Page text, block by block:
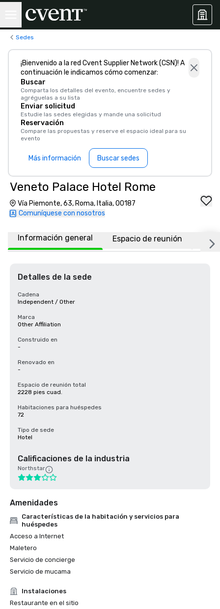
Sedes
¡Bienvenido a la red Cvent Supplier Network (CSN)! A
continuación le indicamos cómo comenzar:
Buscar
Comparta los detalles del evento, encuentre sedes y
agréguelas a su lista
Enviar solicitud
Estudie las sedes elegidas y mande una solicitud
Reservación
Compare las propuestas y reserve el espacio ideal para su
evento
Más información Buscar sedes
Veneto Palace Hotel Rome
Vía Piemonte, 63, Roma, Italia, 00187
Comuníquese con nosotros
Información general Espacio de reunión
Detalles de la sede
Cadena
Independent / Other
Marca
Other Affiliation
Construido en
-
Renovado en
-
Espacio de reunión total
2228 pies cuad.
Habitaciones para huéspedes
72
Tipo de sede
Hotel
Calificaciones de la industria
Northstar
Amenidades
Características de la habitación y servicios para
huéspedes
Acceso a Internet
Maletero
Servicio de concierge
Servicio de mucama
Instalaciones
Restaurante en el sitio